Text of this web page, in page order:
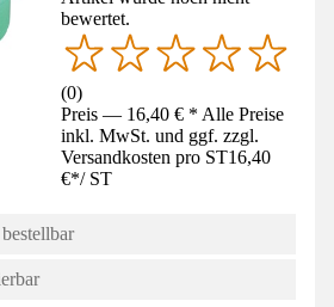
bewertet.
(0)
Preis — 16,40 € * Alle Preise
inkl. MwSt. und ggf. zzgl.
Versandkosten pro ST16,40
€*/ ST